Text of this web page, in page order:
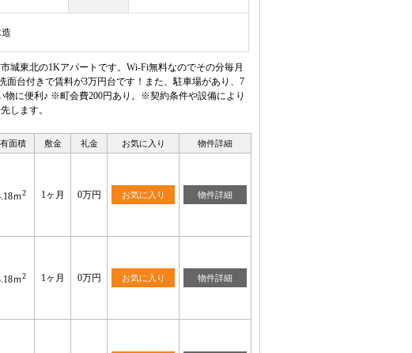
城東北の1Kアパートです。Wi-Fi無料なのでその分毎月
台付きで賃料が3万円台です！また、駐車場があり、7
物に便利♪ ※町会費200円あり。※契約条件や設備により
します。
面積 敷金 礼金 お気に入り 物件詳細
ｍ2 1ヶ月 0万円 お気に入り 物件詳細
ｍ2 1ヶ月 0万円 お気に入り 物件詳細